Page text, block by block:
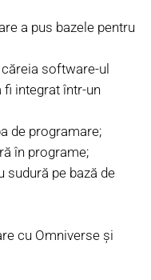
a pus bazele pentru
software-ul
fi integrat într-un
de programare;
în programe;
sudură pe bază de
cu Omniverse și